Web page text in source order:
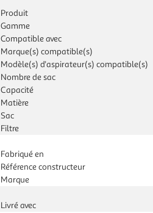
Produit
Gamme
Compatible avec
Marque(s) compatible(s)
Modèle(s) d'aspirateur(s) compatible(s)
Nombre de sac
Capacité
Matière
Sac
Filtre
Fabriqué en
Référence constructeur
Marque
Livré avec